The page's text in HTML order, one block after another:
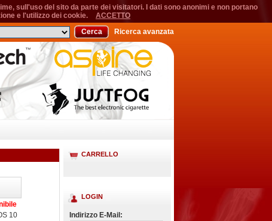
sull'uso del sito da parte dei visitatori. I dati sono anonimi e non portano
e l'utilizzo dei cookie.
ACCETTO
Cerca Ricerca avanzata
CARRELLO
LOGIN
Indirizzo E-Mail:
10